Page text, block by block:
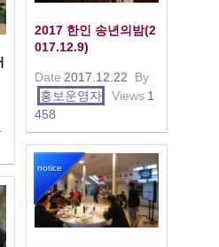
2017 한인 송년의밤(2
017.12.9)
Date 2017.12.22
By
홍보운영자
Views 1
458
notice